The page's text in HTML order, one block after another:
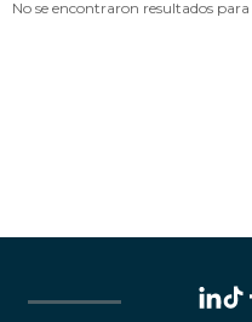
No se encontraron resultados